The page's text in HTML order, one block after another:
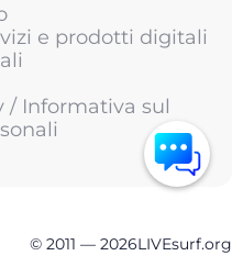
e prodotti digitali
/ Informativa sul
© 2011 — 2026LIVEsurf.org